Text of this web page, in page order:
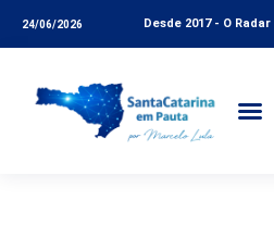
24/06/2026 Desde 2017 - O